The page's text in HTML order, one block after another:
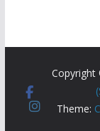
Copyright
Theme: